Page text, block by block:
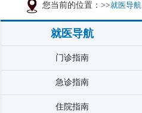
您当前的位置：>>就医导航
就医导航
门诊指南
急诊指南
住院指南